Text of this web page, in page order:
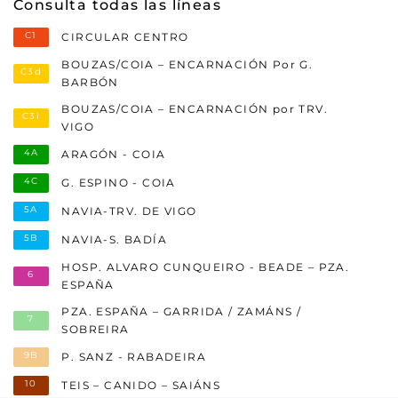
Consulta todas las líneas
C1 CIRCULAR CENTRO
C3d
BOUZAS/COIA – ENCARNACIÓN Por G.
BARBÓN
C3i
BOUZAS/COIA – ENCARNACIÓN por TRV.
VIGO
4A ARAGÓN - COIA
4C G. ESPINO - COIA
5A NAVIA-TRV. DE VIGO
5B NAVIA-S. BADÍA
6
HOSP. ALVARO CUNQUEIRO - BEADE – PZA.
ESPAÑA
7
PZA. ESPAÑA – GARRIDA / ZAMÁNS /
SOBREIRA
9B P. SANZ - RABADEIRA
10 TEIS – CANIDO – SAIÁNS